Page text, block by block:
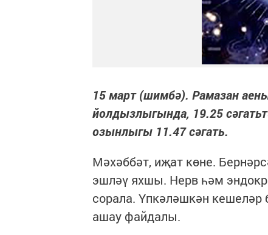
15 март (шимбә). Рамазан
йолдызлыгында, 19.25
озынлыгы 11.47 сәгать.
Мәхәббәт, иҗат көне.
эшләү яхшы. Нерв һәм
сорала. Үпкәләшкән
ашау файдалы.